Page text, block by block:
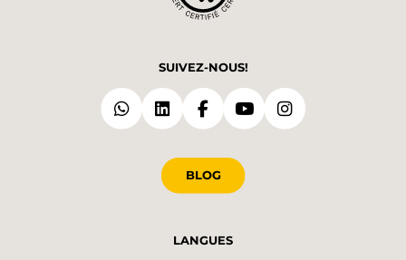
SUIVEZ-NOUS!
BLOG
LANGUES